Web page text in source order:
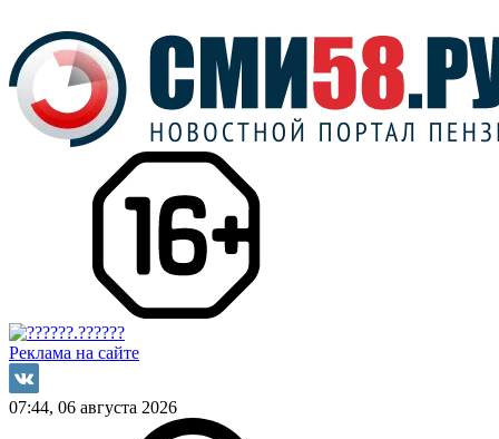
Реклама на сайте
07:44, 06 августа 2026